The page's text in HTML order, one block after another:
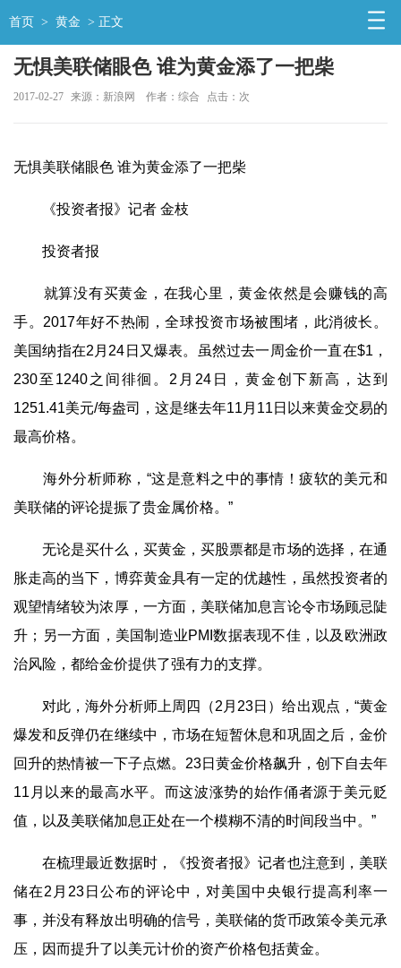
首页 > 黄金 > 正文
无惧美联储眼色 谁为黄金添了一把柴
2017-02-27 来源：新浪网 作者：综合 点击： 次
无惧美联储眼色 谁为黄金添了一把柴
《投资者报》记者 金枝
投资者报
就算没有买黄金，在我心里，黄金依然是会赚钱的高
手。2017年好不热闹，全球投资市场被围堵，此消彼长。
美国纳指在2月24日又爆表。虽然过去一周金价一直在$1，
230至1240之间徘徊。2月24日，黄金创下新高，达到
1251.41美元/每盎司，这是继去年11月11日以来黄金交易的
最高价格。
海外分析师称，“这是意料之中的事情！疲软的美元和
美联储的评论提振了贵金属价格。”
无论是买什么，买黄金，买股票都是市场的选择，在通
胀走高的当下，博弈黄金具有一定的优越性，虽然投资者的
观望情绪较为浓厚，一方面，美联储加息言论令市场顾忌陡
升；另一方面，美国制造业PMI数据表现不佳，以及欧洲政
治风险，都给金价提供了强有力的支撑。
对此，海外分析师上周四（2月23日）给出观点，“黄金
爆发和反弹仍在继续中，市场在短暂休息和巩固之后，金价
回升的热情被一下子点燃。23日黄金价格飙升，创下自去年
11月以来的最高水平。而这波涨势的始作俑者源于美元贬
值，以及美联储加息正处在一个模糊不清的时间段当中。”
在梳理最近数据时，《投资者报》记者也注意到，美联
储在2月23日公布的评论中，对美国中央银行提高利率一
事，并没有释放出明确的信号，美联储的货币政策令美元承
压，因而提升了以美元计价的资产价格包括黄金。